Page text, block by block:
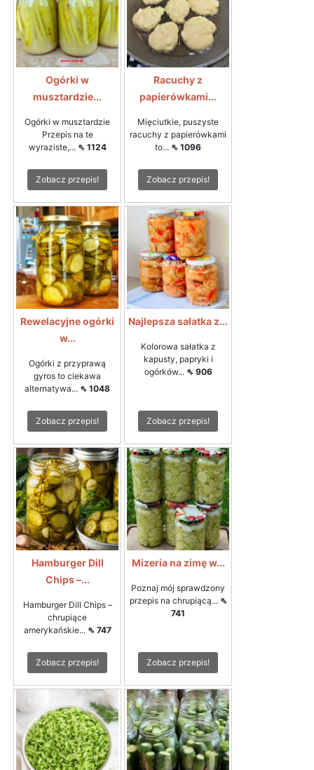
Ogórki w
musztardzie...
Ogórki w musztardzie
Przepis na te
wyraziste,... ⇖ 1124
Zobacz przepis!
Racuchy z
papierówkami...
Mięciutkie, puszyste
racuchy z papierówkami
to... ⇖ 1096
Zobacz przepis!
Rewelacyjne ogórki
w...
Ogórki z przyprawą
gyros to ciekawa
alternatywa... ⇖ 1048
Zobacz przepis!
Najlepsza sałatka z...
Kolorowa sałatka z
kapusty, papryki i
ogórków... ⇖ 906
Zobacz przepis!
Hamburger Dill
Chips –...
Hamburger Dill Chips –
chrupiące
amerykańskie... ⇖ 747
Zobacz przepis!
Mizeria na zimę w...
Poznaj mój sprawdzony
przepis na chrupiącą... ⇖
741
Zobacz przepis!